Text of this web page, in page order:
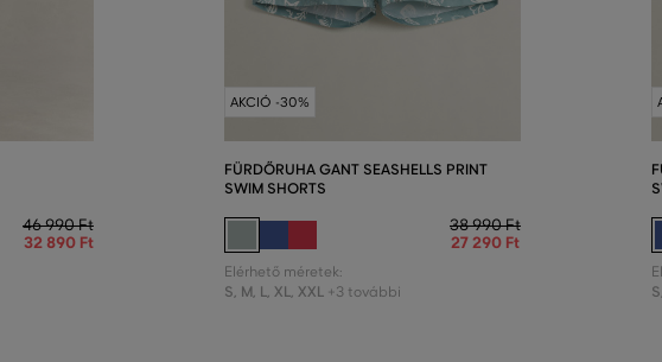
46 990 Ft
32 890 Ft
AKCIÓ -30%
FÜRDŐRUHA GANT SEASHELLS PRINT
SWIM SHORTS
38 990 Ft
27 290 Ft
Elérhető méretek:
S, M, L, XL, XXL +3 további S